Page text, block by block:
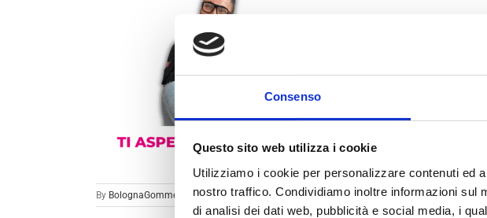
Consenso
Questo sito web utilizza i cookie
Utilizziamo i cookie per personalizzare contenuti ed
nostro traffico. Condividiamo inoltre informazioni
di analisi dei dati web, pubblicità e social media, i
By BolognaGomme